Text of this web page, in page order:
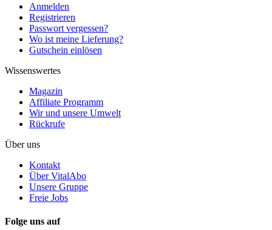
Anmelden
Registrieren
Passwort vergessen?
Wo ist meine Lieferung?
Gutschein einlösen
Wissenswertes
Magazin
Affiliate Programm
Wir und unsere Umwelt
Rückrufe
Über uns
Kontakt
Über VitalAbo
Unsere Gruppe
Freie Jobs
Folge uns auf